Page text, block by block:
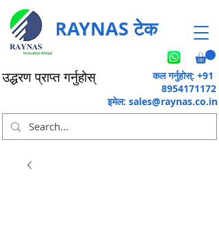
उद्धरण प्राप्त गर्नुहोस्
RAYNAS टेक
कल गर्नुहोस्: +91
8954171172
इमेल: sales@raynas.co.in